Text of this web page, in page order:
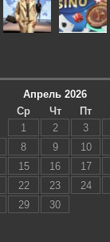
Апрель 2026
Ср Чт Пт
1
2 3
8 9 10
15 16 17
22 23 24
29
30